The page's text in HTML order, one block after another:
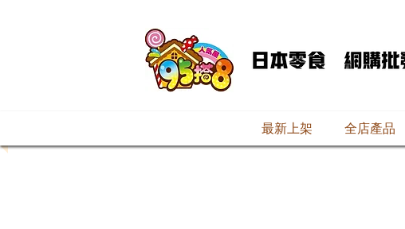
最新上架 全店產品